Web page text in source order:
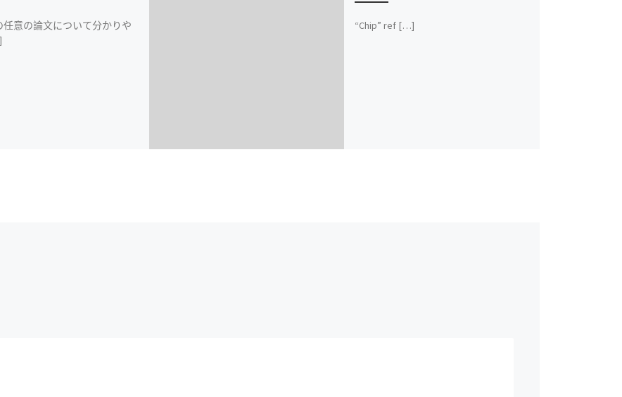
任意の論文について分かりや
“Chip” ref […]